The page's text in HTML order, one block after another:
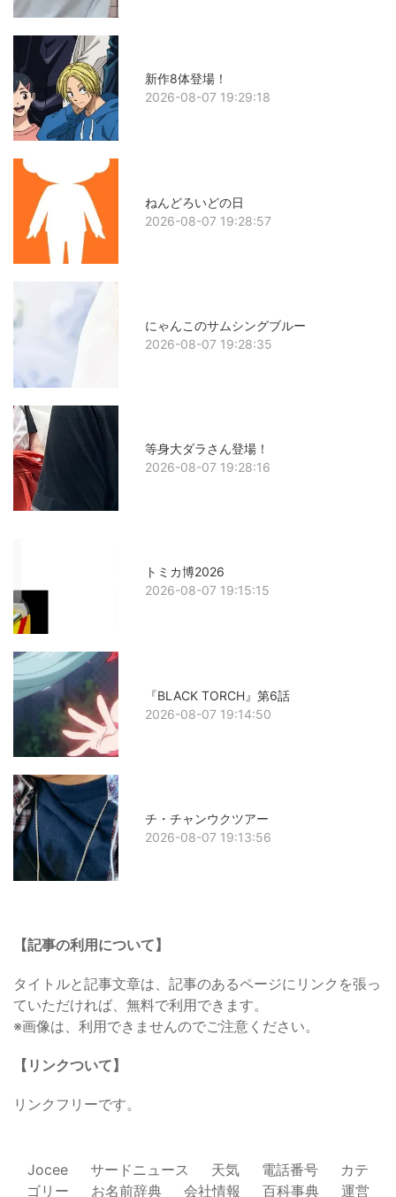
新作8体登場！
2026-08-07 19:29:18
ねんどろいどの日
2026-08-07 19:28:57
にゃんこのサムシングブルー
2026-08-07 19:28:35
等身大ダラさん登場！
2026-08-07 19:28:16
トミカ博2026
2026-08-07 19:15:15
『BLACK TORCH』第6話
2026-08-07 19:14:50
チ・チャンウクツアー
2026-08-07 19:13:56
【記事の利用について】
タイトルと記事文章は、記事のあるページにリンクを張っ
ていただければ、無料で利用できます。
※画像は、利用できませんのでご注意ください。
【リンクついて】
リンクフリーです。
Jocee サードニュース 天気 電話番号
カテ
ゴリー
お名前辞典 会社情報 百科事典 運営